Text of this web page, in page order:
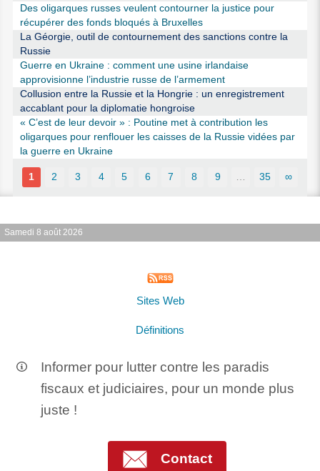
Des oligarques russes veulent contourner la justice pour
récupérer des fonds bloqués à Bruxelles
La Géorgie, outil de contournement des sanctions contre la
Russie
Guerre en Ukraine : comment une usine irlandaise
approvisionne l’industrie russe de l’armement
Collusion entre la Russie et la Hongrie : un enregistrement
accablant pour la diplomatie hongroise
« C’est de leur devoir » : Poutine met à contribution les
oligarques pour renflouer les caisses de la Russie vidées par
la guerre en Ukraine
1 2 3 4 5 6 7 8 9 … 35 ∞
Samedi 8 août 2026
Sites Web
Définitions
Informer pour lutter contre les paradis
fiscaux et judiciaires, pour un monde plus
juste !
Contact